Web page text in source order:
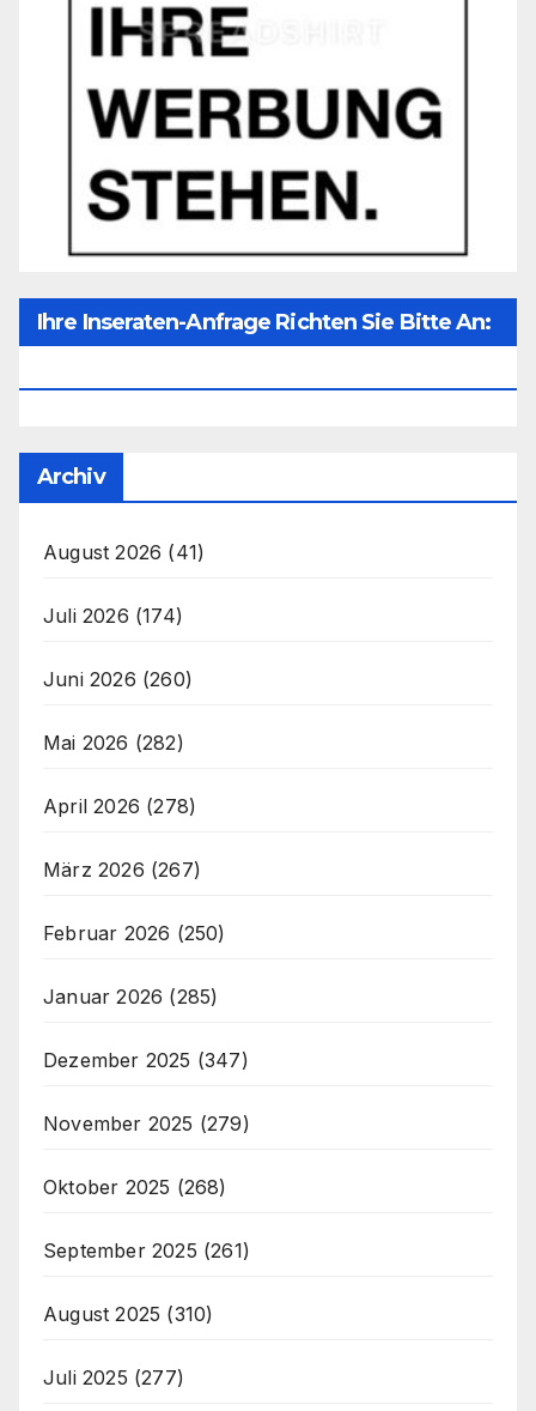
Ihre Inseraten-Anfrage Richten Sie Bitte An:
Archiv
August 2026 (41)
Juli 2026 (174)
Juni 2026 (260)
Mai 2026 (282)
April 2026 (278)
März 2026 (267)
Februar 2026 (250)
Januar 2026 (285)
Dezember 2025 (347)
November 2025 (279)
Oktober 2025 (268)
September 2025 (261)
August 2025 (310)
Juli 2025 (277)